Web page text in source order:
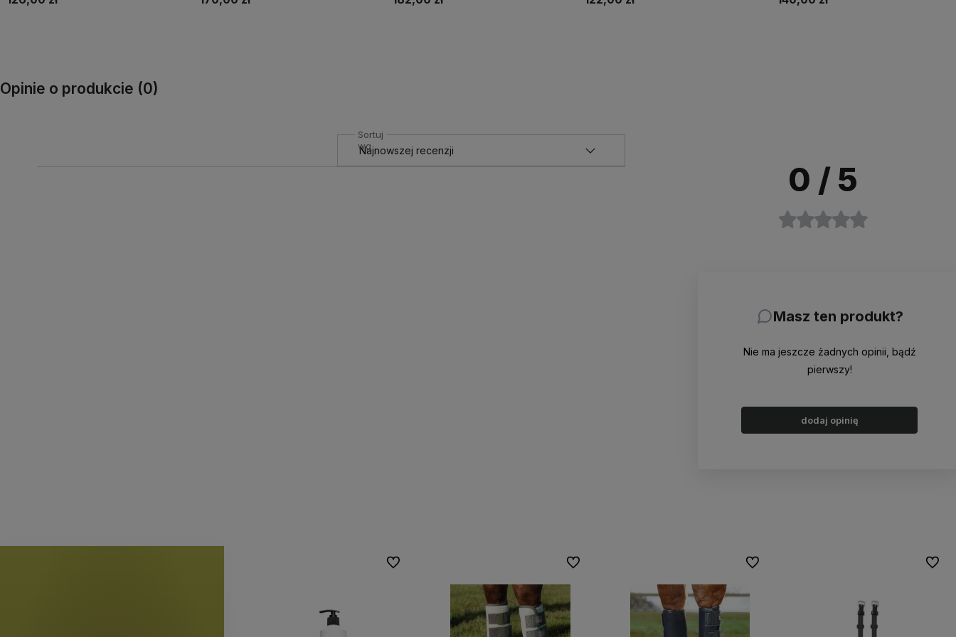
Opinie o produkcie (0)
0 / 5
Masz ten produkt?
Nie ma jeszcze żadnych opinii, bądź
pierwszy!
dodaj opinię
Sortuj
wg
Do ulubionych Do ulubionych Do ulubionych Do